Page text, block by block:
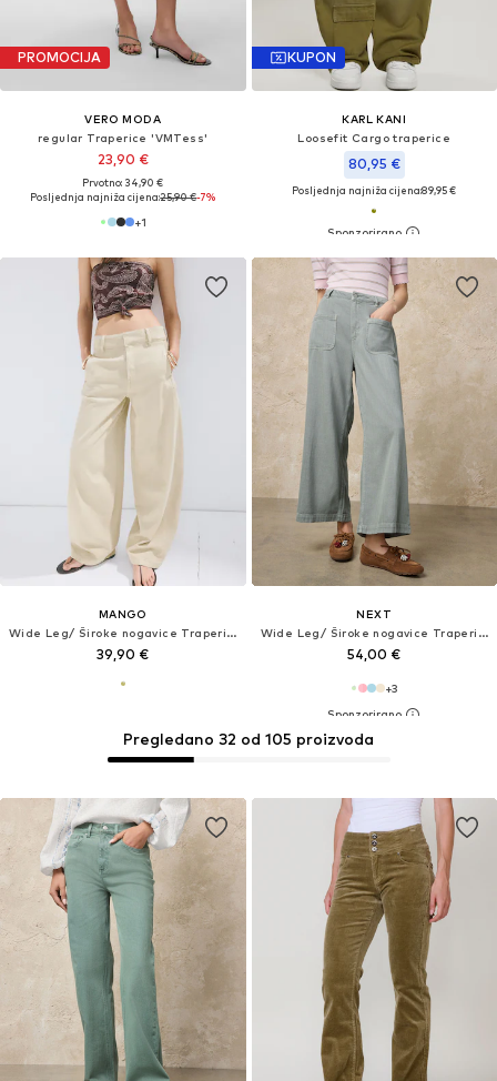
PROMOCIJA
VERO MODA
regular Traperice 'VMTess'
23,90 €
Prvotno: 34,90 €
Posljednja najniža cijena:25,90 €-7%
+1
KUPON
KARL KANI
Loosefit Cargo traperice
80,95 €
Posljednja najniža cijena:89,95 €
MANGO
Wide Leg/ Široke nogavice Traperice 'KIKO'
39,90 €
NEXT
Wide Leg/ Široke nogavice Traperice
54,00 €
+3
Pregledano 32 od 105 proizvoda